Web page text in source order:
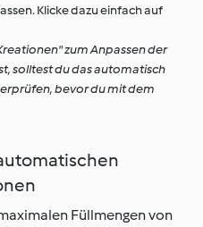
Klicke dazu einfach auf
zum Anpassen der
solltest du das automatisch
bevor du mit dem
Füllmengen von